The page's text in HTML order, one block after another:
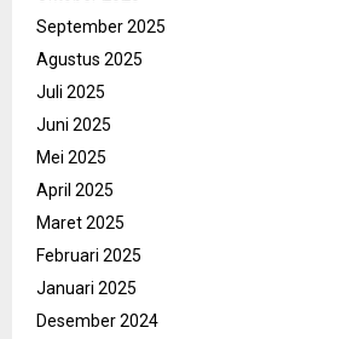
September 2025
Agustus 2025
Juli 2025
Juni 2025
Mei 2025
April 2025
Maret 2025
Februari 2025
Januari 2025
Desember 2024